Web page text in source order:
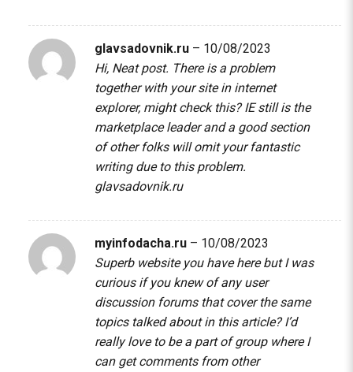
glavsadovnik.ru – 10/08/2023
Hi, Neat post. There is a problem
together with your site in internet
explorer, might check this? IE still is the
marketplace leader and a good section
of other folks will omit your fantastic
writing due to this problem.
glavsadovnik.ru
myinfodacha.ru – 10/08/2023
Superb website you have here but I was
curious if you knew of any user
discussion forums that cover the same
topics talked about in this article? I’d
really love to be a part of group where I
can get comments from other